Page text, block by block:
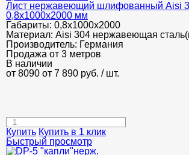
Лист нержавеющий шлифованный Aisi
0,8х1000х2000 мм
Габариты: 0,8х1000х2000
Материал: Aisi 304 нержавеющая
Производитель: Германия
Продажа от 3 метров
В наличии
от 8090 от 7 890 руб. / шт.
Купить Купить в 1 клик
Быстрый просмотр